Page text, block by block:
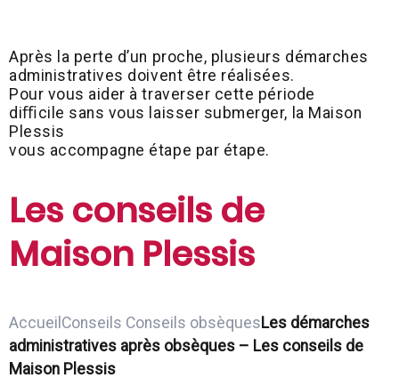
Après la perte d’un proche, plusieurs démarches
administratives doivent être réalisées.
Pour vous aider à traverser cette période
diﬃcile sans vous laisser submerger, la Maison
Plessis
vous accompagne étape par étape.
Les conseils de
Maison Plessis
Accueil Conseils Conseils obsèques Les démarches
administratives après obsèques – Les conseils de
Maison Plessis